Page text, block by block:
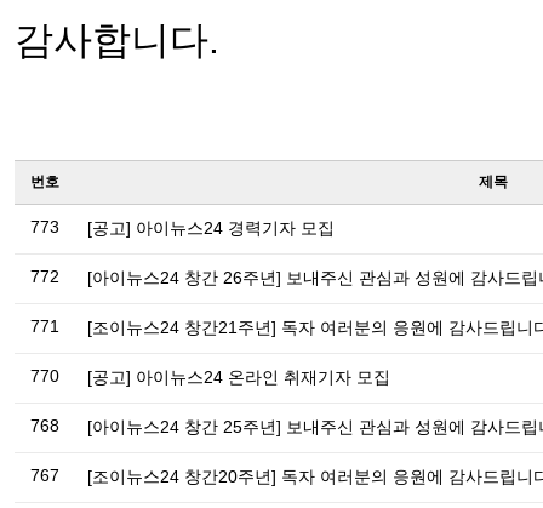
감사합니다.
번호 제목
773 [공고] 아이뉴스24 경력기자 모집
772 [아이뉴스24 창간 26주년] 보내주신 관심과 성원에 감사드립
771 [조이뉴스24 창간21주년] 독자 여러분의 응원에 감사드립니
770 [공고] 아이뉴스24 온라인 취재기자 모집
768 [아이뉴스24 창간 25주년] 보내주신 관심과 성원에 감사드립
767 [조이뉴스24 창간20주년] 독자 여러분의 응원에 감사드립니